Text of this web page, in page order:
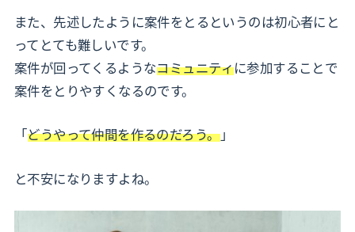
また、先述したように案件をとるというのは初心者にと
ってとても難しいです。
案件が回ってくるようなコミュニティに参加することで
案件をとりやすくなるのです。
「どうやって仲間を作るのだろう。」
と不安になりますよね。